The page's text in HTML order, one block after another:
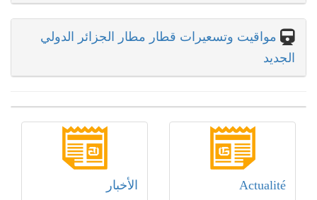
مواقيت وتسعيرات قطار مطار الجزائر الدولي
الجديد
Actualité الأخبار